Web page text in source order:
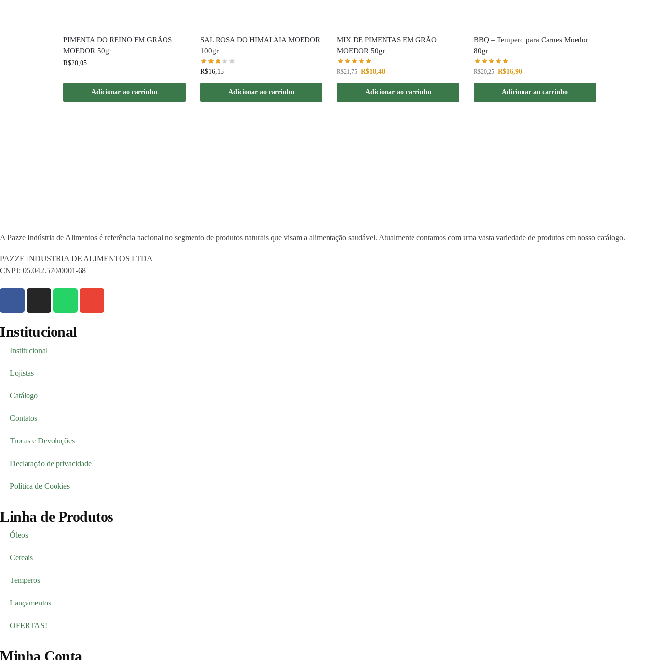
PIMENTA DO REINO EM GRÃOS
MOEDOR 50gr
R$20,05
Adicionar ao carrinho
SAL ROSA DO HIMALAIA MOEDOR
100gr
R$16,15
Adicionar ao carrinho
MIX DE PIMENTAS EM GRÃO
MOEDOR 50gr
R$21,75 R$18,48
Adicionar ao carrinho
BBQ – Tempero para Carnes Moedor
80gr
R$20,25 R$16,90
Adicionar ao carrinho
A Pazze Indústria de Alimentos é referência nacional no segmento de produtos naturais que visam a alimentação saudável. Atualmente contamos com uma vasta variedade de produtos em nosso catálogo.
PAZZE INDUSTRIA DE ALIMENTOS LTDA
CNPJ: 05.042.570/0001-68
Institucional
Institucional
Lojistas
Catálogo
Contatos
Trocas e Devoluções
Declaração de privacidade
Política de Cookies
Linha de Produtos
Óleos
Cereais
Temperos
Lançamentos
OFERTAS!
Minha Conta